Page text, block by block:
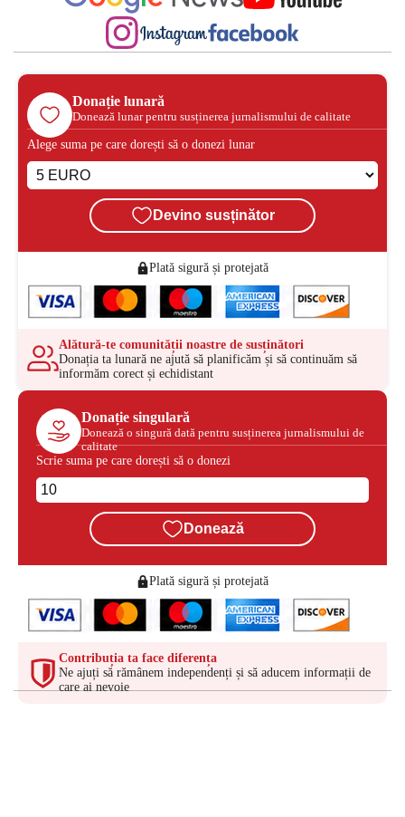
Donație lunară
Donează lunar pentru susținerea jurnalismului de calitate
Alege suma pe care dorești să o donezi lunar
Devino susținător
Plată sigură și protejată
Alătură-te comunității noastre de susținători
Donația ta lunară ne ajută să planificăm și să continuăm să
informăm corect și echidistant
Donație singulară
Donează o singură dată pentru susținerea jurnalismului de
calitate
Scrie suma pe care dorești să o donezi
Donează
Plată sigură și protejată
Contribuția ta face diferența
Ne ajuți să rămânem independenți și să aducem informații de
care ai nevoie